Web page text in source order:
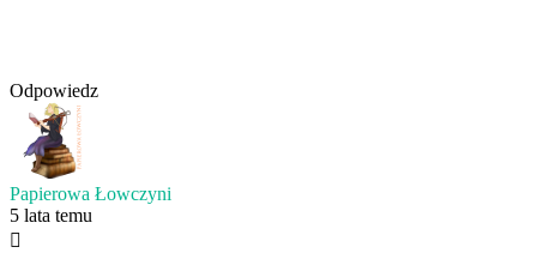
Odpowiedz
Papierowa Łowczyni
5 lata temu